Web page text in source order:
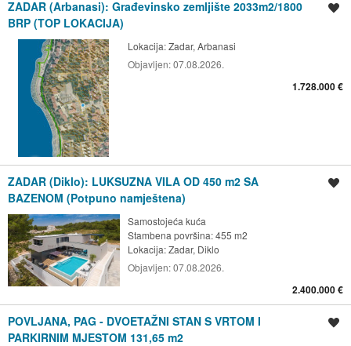
ZADAR (Arbanasi): Građevinsko zemljište 2033m2/1800
BRP (TOP LOKACIJA)
Lokacija:Zadar, Arbanasi
Objavljen:07.08.2026.
1.728.000 €
ZADAR (Diklo): LUKSUZNA VILA OD 450 m2 SA
BAZENOM (Potpuno namještena)
Samostojeća kuća
Stambena površina: 455 m2
Lokacija:Zadar, Diklo
Objavljen:07.08.2026.
2.400.000 €
POVLJANA, PAG - DVOETAŽNI STAN S VRTOM I
PARKIRNIM MJESTOM 131,65 m2